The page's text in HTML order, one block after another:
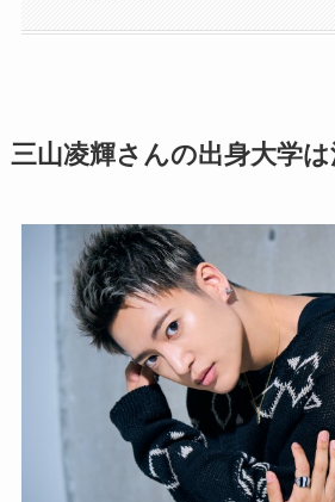
三山凌輝さんの出身大学は